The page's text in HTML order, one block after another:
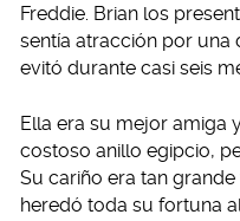
Freddie. Brian los
sentía atracción por una
evitó durante casi seis
Ella era su mejor amiga
costoso anillo egipcio,
Su cariño era tan
heredó toda su fortuna